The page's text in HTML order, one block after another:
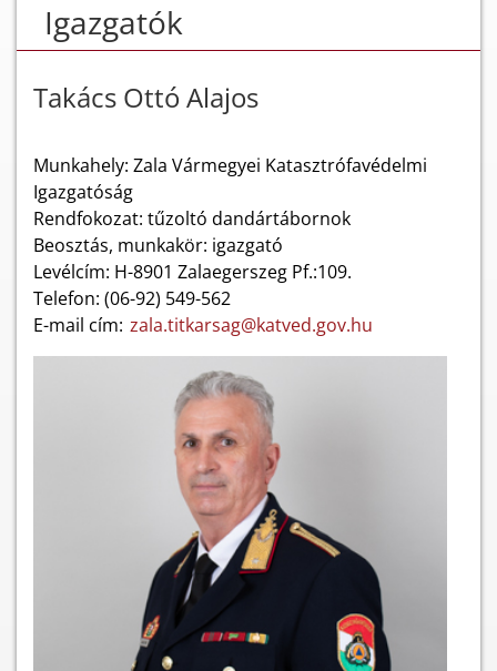
Igazgatók
Takács Ottó Alajos
Munkahely: Zala Vármegyei Katasztrófavédelmi
Igazgatóság
Rendfokozat: tűzoltó dandártábornok
Beosztás, munkakör: igazgató
Levélcím: H-8901 Zalaegerszeg Pf.:109.
Telefon: (06-92) 549-562
E-mail cím: zala.titkarsag@katved.gov.hu